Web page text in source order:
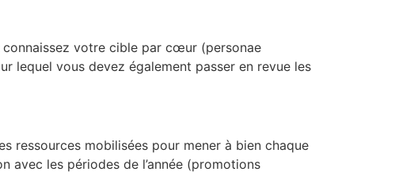
votre cible par cœur (personae
lequel vous devez également passer en revue les
ressources mobilisées pour mener à bien chaque
avec les périodes de l’année (promotions